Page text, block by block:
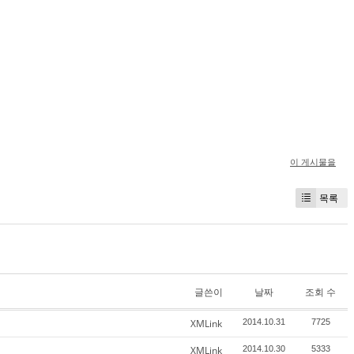
이 게시물을
목록
글쓴이 날짜 조회 수
XMLink 2014.10.31 7725
XMLink 2014.10.30 5333